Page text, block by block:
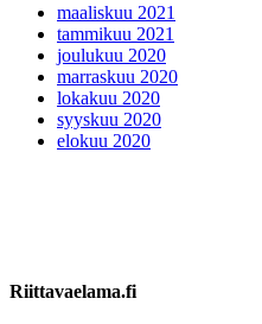
maaliskuu 2021
tammikuu 2021
joulukuu 2020
marraskuu 2020
lokakuu 2020
syyskuu 2020
elokuu 2020
Riittavaelama.fi